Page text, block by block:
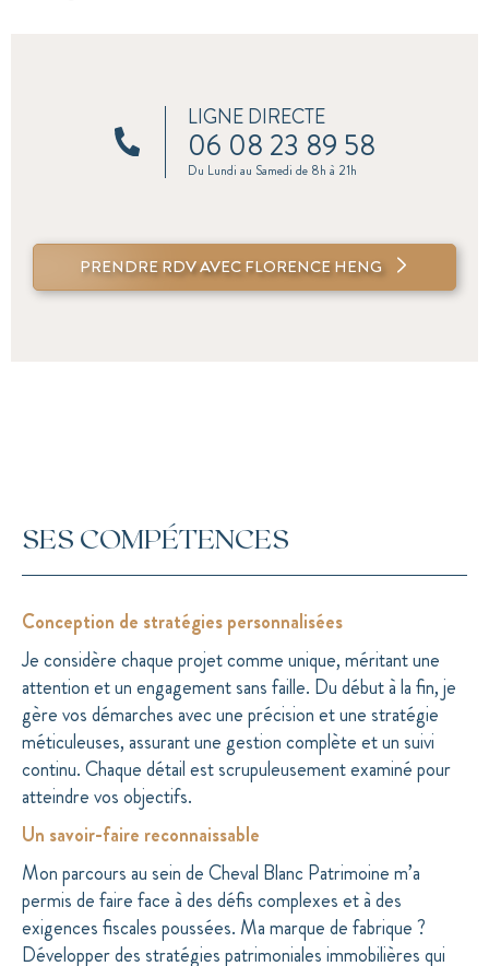
LIGNE DIRECTE
06 08 23 89 58
Du Lundi au Samedi de 8h à 21h
PRENDRE RDV AVEC FLORENCE HENG
SES COMPÉTENCES
Conception de stratégies personnalisées
Je considère chaque projet comme unique, méritant une
attention et un engagement sans faille. Du début à la fin, je
gère vos démarches avec une précision et une stratégie
méticuleuses, assurant une gestion complète et un suivi
continu. Chaque détail est scrupuleusement examiné pour
atteindre vos objectifs.
Un savoir-faire reconnaissable
Mon parcours au sein de Cheval Blanc Patrimoine m’a
permis de faire face à des défis complexes et à des
exigences fiscales poussées. Ma marque de fabrique ?
Développer des stratégies patrimoniales immobilières qui